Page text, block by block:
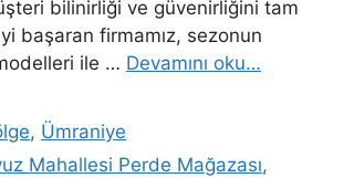
bilinirliği ve güvenirliğini tam
başaran firmamız, sezonun
ile … Devamını oku…
, Ümraniye
Mahallesi Perde Mağazası,